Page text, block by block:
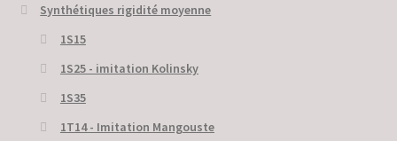
Synthétiques rigidité moyenne
1S15
1S25 - imitation Kolinsky
1S35
1T14 - Imitation Mangouste